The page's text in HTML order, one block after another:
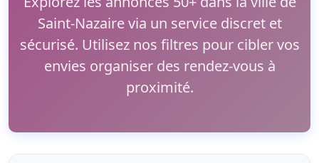
Saint-Nazaire via un service discret et
sécurisé. Utilisez nos filtres pour cibler vos
envies organiser des rendez-vous à
proximité.